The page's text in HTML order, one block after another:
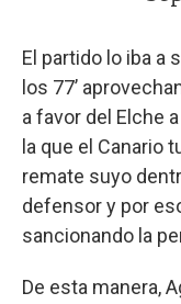
El partido lo iba a
los 77’
a favor del Elche
la que el Canario
remate suyo
defensor y por
sancionando la
De esta manera,